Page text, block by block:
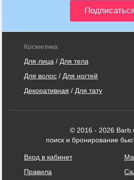
Косметика
Для лица / Для тела
Для волос / Для ногтей
Декоративная / Для тату
© 2016 - 2026
поиск и бронирование
Вход в кабинет
Правила